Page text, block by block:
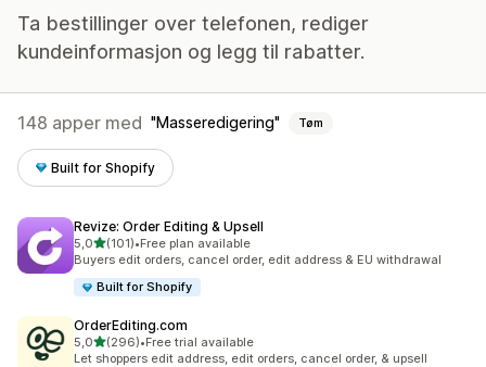
Ta bestillinger over telefonen, rediger
kundeinformasjon og legg til rabatter.
148 apper med Masseredigering Tøm
Built for Shopify
Revize: Order Editing & Upsell
5,0av 5 stjerner
(101)
Totalt 101 omtaler
•Free plan available
Buyers edit orders, cancel order, edit address & EU withdrawal
Built for Shopify
OrderEditing.com
5,0av 5 stjerner
(296)
Totalt 296 omtaler
•Free trial available
Let shoppers edit address, edit orders, cancel order, & upsell